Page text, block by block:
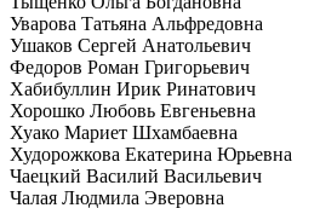
Уварова Татьяна Альфредовна
Ушаков Сергей Анатольевич
Федоров Роман Григорьевич
Хабибуллин Ирик Ринатович
Хорошко Любовь Евгеньевна
Хуако Мариет Шхамбаевна
Худорожкова Екатерина Юрьевна
Чаецкий Василий Васильевич
Чалая Людмила Эверовна